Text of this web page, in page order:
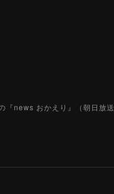
『news おかえり』（朝日放送